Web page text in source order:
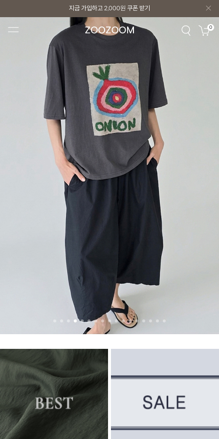
지금 가입하고 2,000원 쿠폰 받기
지금 가입하고 2,000원 쿠폰 받기 0